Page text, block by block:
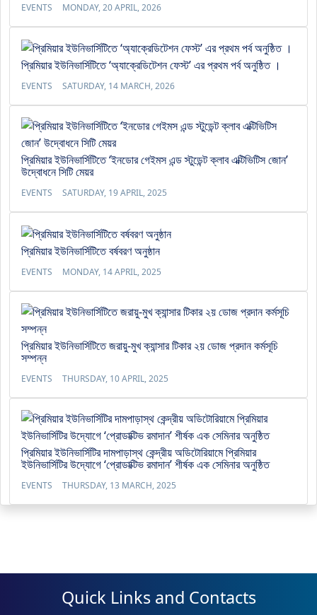
EVENTS MONDAY, 20 APRIL, 2026
প্রিমিয়ার ইউনিভার্সিটিতে ‘অ্যাক্রেডিটেশন ফেস্ট’ এর প্রথম পর্ব অনুষ্ঠিত ।
EVENTS SATURDAY, 14 MARCH, 2026
প্রিমিয়ার ইউনিভার্সিটিতে ‘ইনডোর গেইমস এন্ড স্টুডেন্ট ক্লাব এক্টিভিটিস জোন’
উদ্বোধনে সিটি মেয়র
EVENTS SATURDAY, 19 APRIL, 2025
প্রিমিয়ার ইউনিভার্সিটিতে বর্ষবরণ অনুষ্ঠান
EVENTS MONDAY, 14 APRIL, 2025
প্রিমিয়ার ইউনিভার্সিটিতে জরায়ু-মুখ ক্যান্সার টিকার ২য় ডোজ প্রদান কর্মসূচি
সম্পন্ন
EVENTS THURSDAY, 10 APRIL, 2025
প্রিমিয়ার ইউনিভার্সিটির দামপাড়াস্থ কেন্দ্রীয় অডিটোরিয়ামে প্রিমিয়ার
ইউনিভার্সিটির উদ্যোগে ‘প্রোডাক্টিভ রমাদান’ শীর্ষক এক সেমিনার অনুষ্ঠিত
EVENTS THURSDAY, 13 MARCH, 2025
Quick Links and Contacts